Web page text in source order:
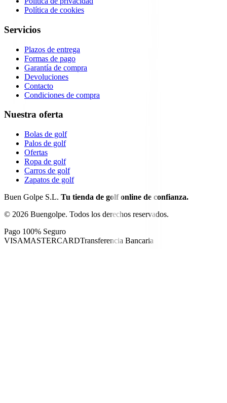
Política de cookies
Servicios
Plazos de entrega
Formas de pago
Garantía de compra
Devoluciones
Contacto
Condiciones de compra
Nuestra oferta
Bolas de golf
Palos de golf
Ofertas
Ropa de golf
Carros de golf
Zapatos de golf
Buen Golpe S.L. Tu tienda de golf online de confianza.
© 2026 Buengolpe. Todos los derechos reservados.
Pago 100% Seguro
VISAMASTERCARDTransferencia Bancaria